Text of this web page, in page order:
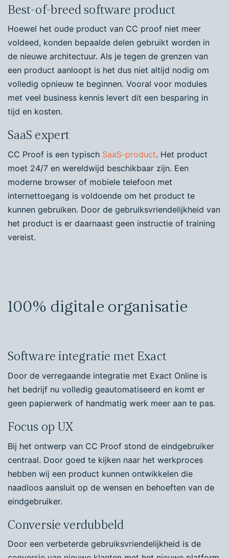
Best-of-breed software product
Hoewel het oude product van CC proof niet meer
voldeed, konden bepaalde delen gebruikt worden in
de nieuwe architectuur. Als je tegen de grenzen van
een product aanloopt is het dus niet altijd nodig om
volledig opnieuw te beginnen. Vooral voor modules
met veel business kennis levert dit een besparing in
tijd en kosten.
SaaS expert
CC Proof is een typisch SaaS-product. Het product
moet 24/7 en wereldwijd beschikbaar zijn. Een
moderne browser of mobiele telefoon met
internettoegang is voldoende om het product te
kunnen gebruiken. Door de gebruiksvriendelijkheid van
het product is er daarnaast geen instructie of training
vereist.
100% digitale organisatie
Software integratie met Exact
Door de verregaande integratie met Exact Online is
het bedrijf nu volledig geautomatiseerd en komt er
geen papierwerk of handmatig werk meer aan te pas.
Focus op UX
Bij het ontwerp van CC Proof stond de eindgebruiker
centraal. Door goed te kijken naar het werkproces
hebben wij een product kunnen ontwikkelen die
naadloos aansluit op de wensen en behoeften van de
eindgebruiker.
Conversie verdubbeld
Door een verbeterde gebruiksvriendelijkheid is de